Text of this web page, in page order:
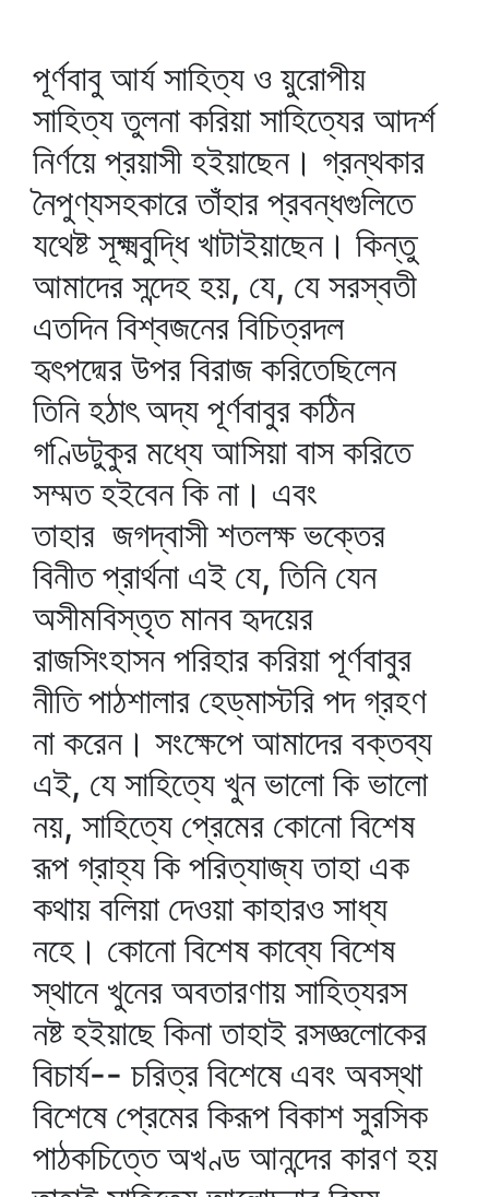
পূর্ণবাবু আর্য সাহিত্য ও য়ুরোপীয়
সাহিত্য তুলনা করিয়া সাহিত্যের আদর্শ
নির্ণয়ে প্রয়াসী হইয়াছেন। গ্রন্থকার
নৈপুণ্যসহকারে তাঁহার প্রবন্ধগুলিতে
যথেষ্ট সূক্ষ্মবুদ্ধি খাটাইয়াছেন। কিন্তু
আমাদের সন্দেহ হয়, যে, যে সরস্বতী
এতদিন বিশ্বজনের বিচিত্রদল
হৃৎপদ্মের উপর বিরাজ করিতেছিলেন
তিনি হঠাৎ অদ্য পূর্ণবাবুর কঠিন
গণ্ডিটুকুর মধ্যে আসিয়া বাস করিতে
সম্মত হইবেন কি না। এবং
তাহার জগদ্‌বাসী শতলক্ষ ভক্তের
বিনীত প্রার্থনা এই যে, তিনি যেন
অসীমবিস্তৃত মানব হৃদয়ের
রাজসিংহাসন পরিহার করিয়া পূর্ণবাবুর
নীতি পাঠশালার হেড্‌মাস্টরি পদ গ্রহণ
না করেন। সংক্ষেপে আমাদের বক্তব্য
এই, যে সাহিত্যে খুন ভালো কি ভালো
নয়, সাহিত্যে প্রেমের কোনো বিশেষ
রূপ গ্রাহ্য কি পরিত্যাজ্য তাহা এক
কথায় বলিয়া দেওয়া কাহারও সাধ্য
নহে। কোনো বিশেষ কাব্যে বিশেষ
স্থানে খুনের অবতারণায় সাহিত্যরস
নষ্ট হইয়াছে কিনা তাহাই রসজ্ঞলোকের
বিচার্য-- চরিত্র বিশেষে এবং অবস্থা
বিশেষে প্রেমের কিরূপ বিকাশ সুরসিক
পাঠকচিত্তে অখণ্ড আনন্দের কারণ হয়